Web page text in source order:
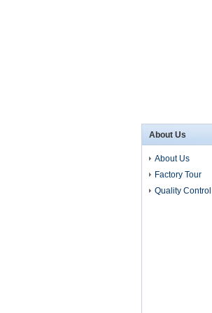
About Us
About Us
Factory Tour
Quality Control